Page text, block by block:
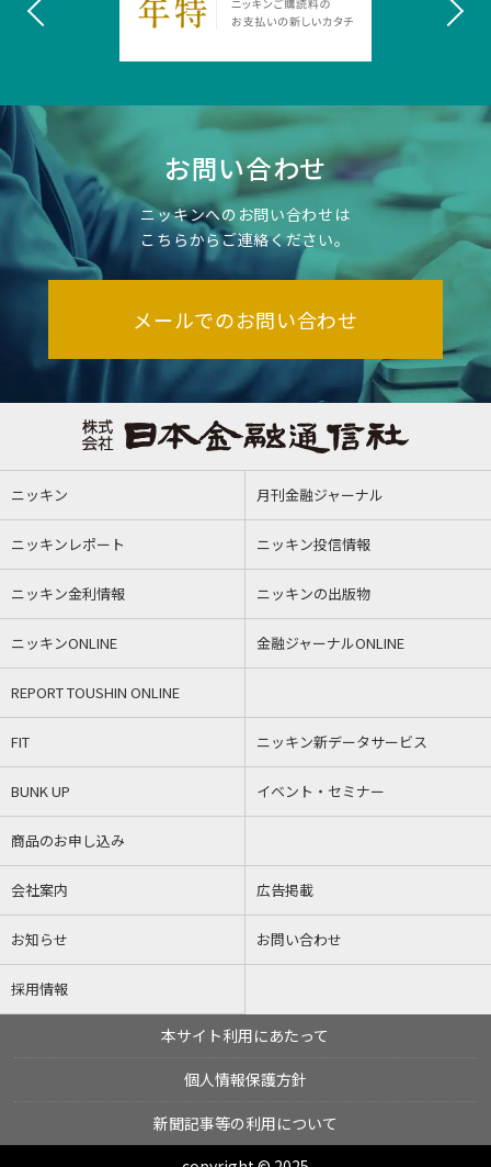
お問い合わせ
ニッキンへのお問い合わせは
こちらからご連絡ください。
メールでのお問い合わせ
ニッキン 月刊金融ジャーナル
ニッキンレポート ニッキン投信情報
ニッキン金利情報 ニッキンの出版物
ニッキンONLINE 金融ジャーナルONLINE
REPORT TOUSHIN ONLINE
FIT ニッキン新データサービス
BUNK UP イベント・セミナー
商品のお申し込み
会社案内 広告掲載
お知らせ お問い合わせ
採用情報
本サイト利用にあたって
個人情報保護方針
新聞記事等の利用について